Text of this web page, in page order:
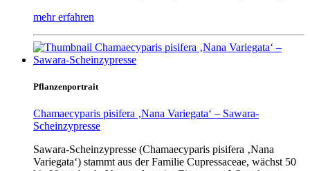
mehr erfahren
Pflanzenportrait
Chamaecyparis pisifera ‚Nana Variegata‘ – Sawara-
Scheinzypresse
Sawara-Scheinzypresse (Chamaecyparis pisifera ‚Nana
Variegata‘) stammt aus der Familie Cupressaceae, wächst 50